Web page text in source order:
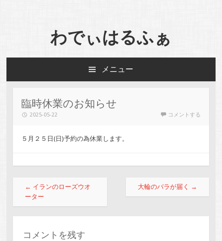
わでぃはるふぁ
メニュー
臨時休業のお知らせ
2025-05-22 コメントする
５月２５日(日)予約の為休業します。
投稿ナビゲーション
← イランのローズウオ
ーター
大輪のバラが届く →
コメントを残す